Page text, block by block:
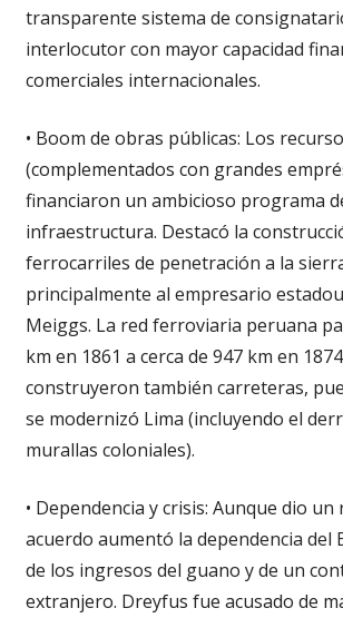
transparente sistema de
interlocutor con mayor capacidad
comerciales internacionales.
• Boom de obras públicas: Los
(complementados con grandes
financiaron un ambicioso programa
infraestructura. Destacó la
ferrocarriles de penetración a la
principalmente al empresario
Meiggs. La red ferroviaria peruana
km en 1861 a cerca de 947 km en
construyeron también carreteras,
se modernizó Lima (incluyendo el
murallas coloniales).
• Dependencia y crisis: Aunque dio
acuerdo aumentó la dependencia del
de los ingresos del guano y de un
extranjero. Dreyfus fue acusado de